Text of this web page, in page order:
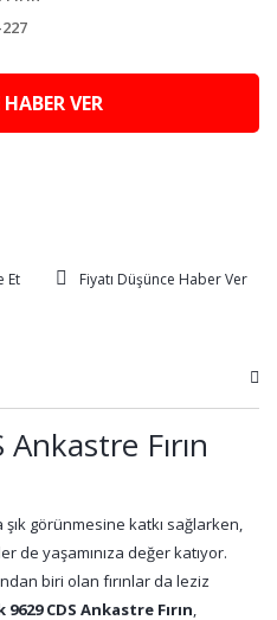
VER
Et
Fiyatı Düşünce Haber Ver
Fırın
görünmesine katkı sağlarken,
de yaşamınıza değer katıyor.
biri olan fırınlar da leziz
CDS Ankastre Fırın,